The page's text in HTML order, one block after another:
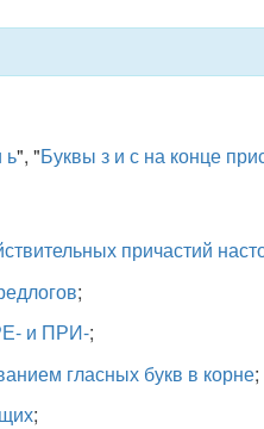
ь", "Буквы з и с на конце
причастий
;
и ПРИ-;
гласных букв в корне;
;